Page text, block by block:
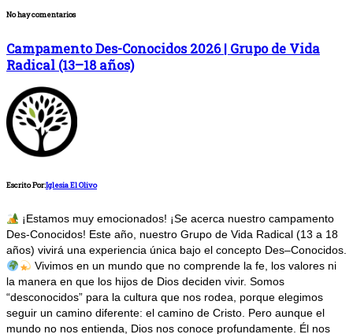
No hay comentarios
Campamento Des-Conocidos 2026 | Grupo de Vida
Radical (13–18 años)
Escrito Por:Iglesia El Olivo
¡Estamos muy emocionados! ¡Se acerca nuestro campamento
Des-Conocidos! Este año, nuestro Grupo de Vida Radical (13 a 18
años) vivirá una experiencia única bajo el concepto Des–Conocidos.
Vivimos en un mundo que no comprende la fe, los valores ni
la manera en que los hijos de Dios deciden vivir. Somos
“desconocidos” para la cultura que nos rodea, porque elegimos
seguir un camino diferente: el camino de Cristo. Pero aunque el
mundo no nos entienda, Dios nos conoce profundamente. Él nos